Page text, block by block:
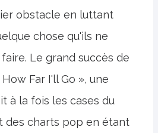
obstacle en luttant
chose qu'ils ne
Le grand succès de
Far I'll Go », une
à la fois les cases du
des charts pop en étant